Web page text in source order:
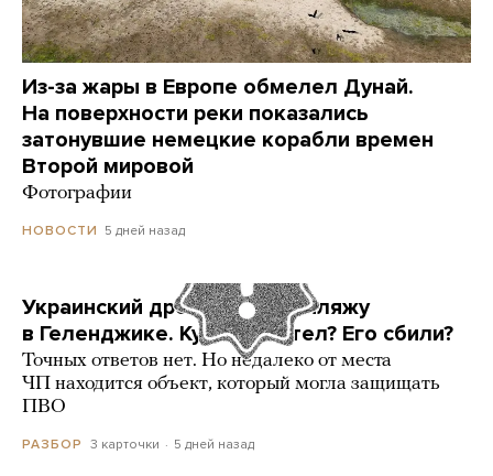
Из-за жары в Европе обмелел Дунай.
На поверхности реки показались
затонувшие немецкие корабли времен
Второй мировой
Фотографии
НОВОСТИ 5 дней назад
Украинский дрон попал по пляжу
в Геленджике. Куда он летел? Его сбили?
Точных ответов нет. Но недалеко от места
ЧП находится объект, который могла защищать
ПВО
РАЗБОР 3 карточки 5 дней назад